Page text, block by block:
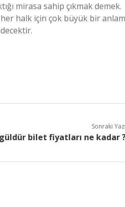
mirasa sahip çıkmak demek.
her halk için çok büyük bir anlam
Sonraki Yazı
bilet fiyatları ne kadar